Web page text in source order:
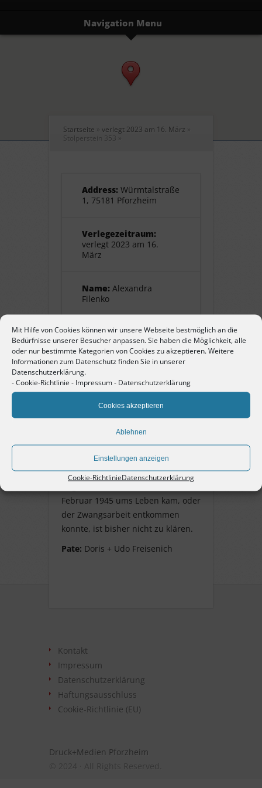
Mit Hilfe von Cookies können wir unsere Webseite bestmöglich an die
Bedürfnisse unserer Besucher anpassen. Sie haben die Möglichkeit, alle
oder nur bestimmte Kategorien von Cookies zu akzeptieren. Weitere
Informationen zum Datenschutz finden Sie in unserer
Datenschutzerklärung.
-Cookie-Richtlinie - Impressum- Datenschutzerklärung
Cookies akzeptieren
Ablehnen
Einstellungen anzeigen
Cookie-RichtlinieDatenschutzerklärung
Navigation Menu
Startseite » verlegt 2023 am 16. März »
Stolperstein 353 »
Address: Würmtalstraße
1, 75181 Pforzheim
Verlegezeitraum:
verlegt 2023 am 16.
März
Name: Alexandra
Filenko
Pate:Doris + Udo
Freisenich
Alexandra Filenko
geborene Alixenko. Ehefrau von
Simon Filenko. Mutter von Witalij,
Jeleanne und Anatol.
Zwangsarbeiterin aus der
Sowjetunion. Ob sie bei dem
Februar 1945 ums Leben kam, oder
der Zwangsarbeit entkommen
konnte, ist bisher nicht zu klären.
Pate: Doris + Udo Freisenich
Kontakt
Impressum
Datenschutzerklärung
Haftungsausschluss
Cookie-Richtlinie (EU)
Druck+Medien Pforzheim
© 2024 · All Rights Reserved.